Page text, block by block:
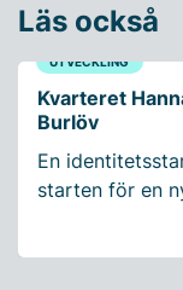
Läs också
UTVECKLING
Kvarteret
Burlöv
En
starten för en